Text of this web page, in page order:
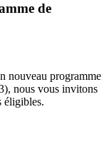
de
nouveau programme
nous vous invitons
éligibles.